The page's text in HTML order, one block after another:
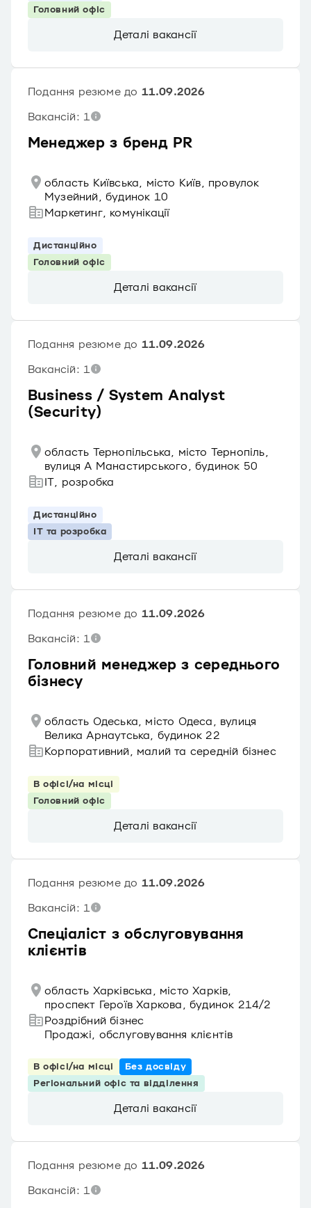
Головний офіс
Деталі вакансії
Менеджер з бренд PR
Подання резюме до 11.09.2026
Вакансій: 1
область Київська, місто Київ, провулок
Музейний, будинок 10
Маркетинг, комунікації
Дистанційно
Головний офіс
Деталі вакансії
Business / System Analyst
(Security)
Подання резюме до 11.09.2026
Вакансій: 1
область Тернопільська, місто Тернопіль,
вулиця А Манастирського, будинок 50
IT, розробка
Дистанційно
IT та розробка
Деталі вакансії
Головний менеджер з середнього
бізнесу
Подання резюме до 11.09.2026
Вакансій: 1
область Одеська, місто Одеса, вулиця
Велика Арнаутська, будинок 22
Корпоративний, малий та середній бізнес
В офісі/на місці
Головний офіс
Деталі вакансії
Спеціаліст з обслуговування
клієнтів
Подання резюме до 11.09.2026
Вакансій: 1
область Харківська, місто Харків,
проспект Героїв Харкова, будинок 214/2
Роздрібний бізнес
Продажі, обслуговування клієнтів
В офісі/на місці
Без досвіду
Регіональний офіс та відділення
Деталі вакансії
Подання резюме до 11.09.2026
Вакансій: 1